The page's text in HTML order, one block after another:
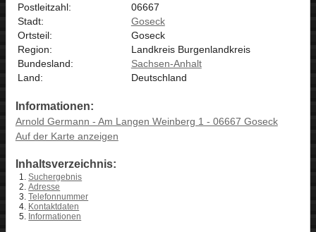
Postleitzahl:
06667
Stadt:
Goseck
Ortsteil:
Goseck
Region:
Landkreis Burgenlandkreis
Bundesland:
Sachsen-Anhalt
Land:
Deutschland
Informationen:
Arnold Germann - Am Langen Weinberg 1 - 06667 Goseck
Auf der Karte anzeigen
Inhaltsverzeichnis:
Suchergebnis
Adresse
Telefonnummer
Kontaktdaten
Informationen